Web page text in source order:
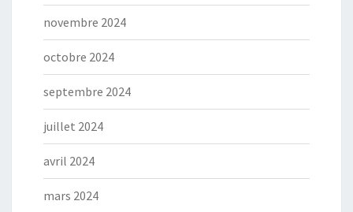
novembre 2024
octobre 2024
septembre 2024
juillet 2024
avril 2024
mars 2024